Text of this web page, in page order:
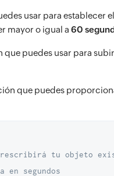
usar para establecer el
mayor o igual a 60
que puedes usar para subir
que puedes
tu objeto
en segundos